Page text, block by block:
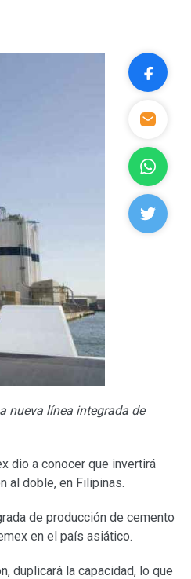
nueva línea integrada de
dio a conocer que invertirá
al doble, en Filipinas.
de producción de cemento
en el país asiático.
duplicará la capacidad, lo que